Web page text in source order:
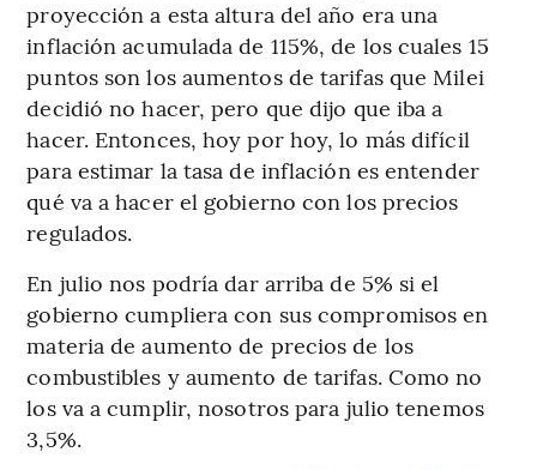
proyección a esta altura del año era una
inflación acumulada de 115%, de los cuales 15
puntos son los aumentos de tarifas que Milei
decidió no hacer, pero que dijo que iba a
hacer. Entonces, hoy por hoy, lo más difícil
para estimar la tasa de inflación es entender
qué va a hacer el gobierno con los precios
regulados.
En julio nos podría dar arriba de 5% si el
gobierno cumpliera con sus compromisos en
materia de aumento de precios de los
combustibles y aumento de tarifas. Como no
los va a cumplir, nosotros para julio tenemos
3,5%.